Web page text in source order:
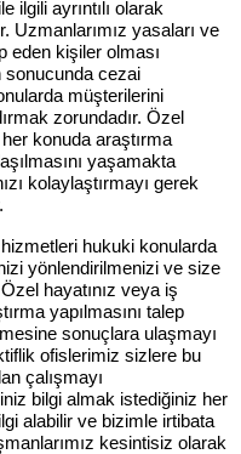
ilgili ayrıntılı olarak
Uzmanlarımız yasaları ve
eden kişiler olması
sonucunda cezai
müşterilerini
zorundadır. Özel
konuda araştırma
yaşamakta
kolaylaştırmayı gerek
hizmetleri hukuki konularda
yönlendirilmenizi ve size
hayatınız veya iş
yapılmasını talep
sonuçlara ulaşmayı
ofislerimiz sizlere bu
çalışmayı
bilgi almak istediğiniz her
alabilir ve bizimle irtibata
kesintisiz olarak